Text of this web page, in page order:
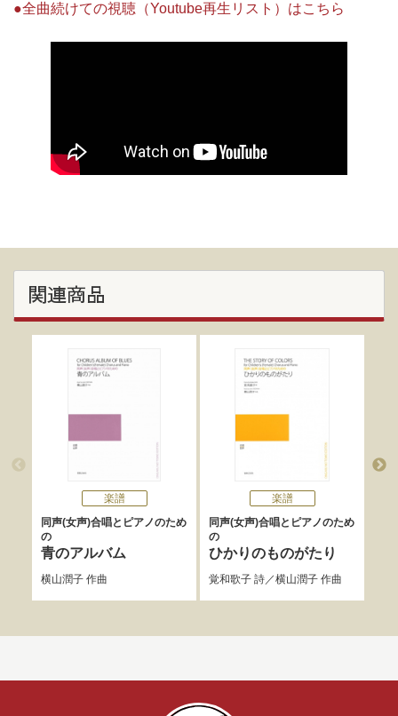
●全曲続けての視聴（Youtube再生リスト）はこちら
関連商品
楽譜
同声(女声)合唱とピアノのため
の
青のアルバム
横山潤子作曲
楽譜
同声(女声)合唱とピアノのため
の
ひかりのものがたり
覚和歌子詩／横山潤子作曲